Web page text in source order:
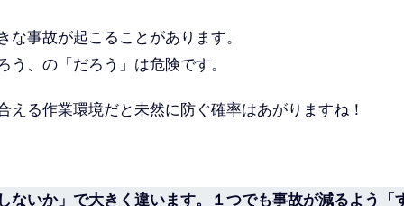
事故が起こることがあります。
、の「だろう」は危険です。
える作業環境だと未然に防ぐ確率はあがりますね！
ないか」で大きく違います。１つでも事故が減るよう「